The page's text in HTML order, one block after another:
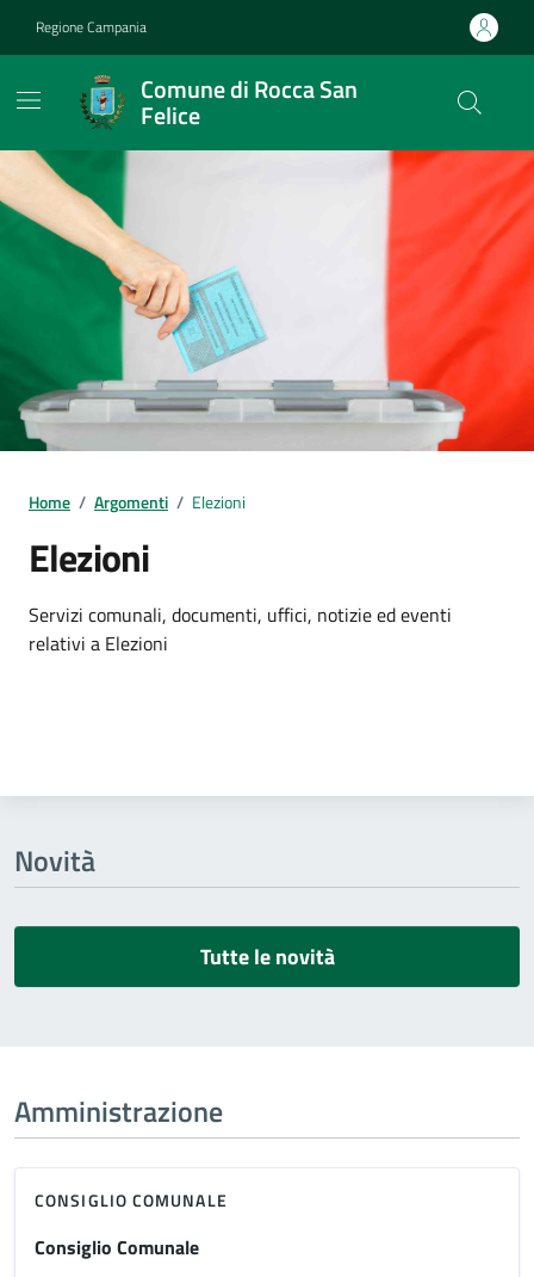
Regione Campania
Comune di Rocca San
Felice
Home / Argomenti / Elezioni
Elezioni
Dettagli dell'argomento
Servizi comunali, documenti, uffici, notizie ed eventi
relativi a Elezioni
Novità
Tutte le novità
Amministrazione
CONSIGLIO COMUNALE
Consiglio Comunale